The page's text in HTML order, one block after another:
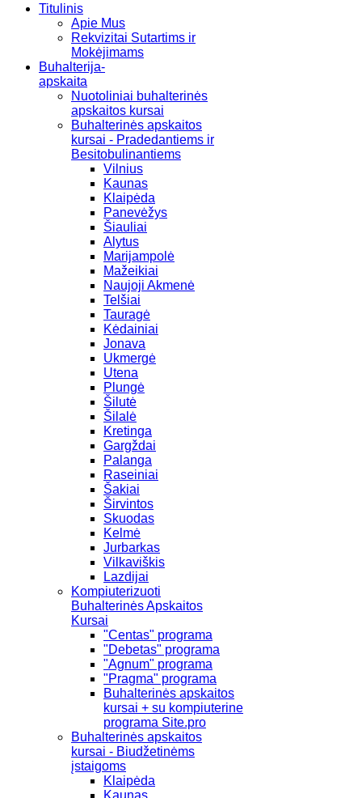
Titulinis
Apie Mus
Rekvizitai Sutartims ir
Mokėjimams
Buhalterija-
apskaita
Nuotoliniai buhalterinės
apskaitos kursai
Buhalterinės apskaitos
kursai - Pradedantiems ir
Besitobulinantiems
Vilnius
Kaunas
Klaipėda
Panevėžys
Šiauliai
Alytus
Marijampolė
Mažeikiai
Naujoji Akmenė
Telšiai
Tauragė
Kėdainiai
Jonava
Ukmergė
Utena
Plungė
Šilutė
Šilalė
Kretinga
Gargždai
Palanga
Raseiniai
Šakiai
Širvintos
Skuodas
Kelmė
Jurbarkas
Vilkaviškis
Lazdijai
Kompiuterizuoti
Buhalterinės Apskaitos
Kursai
"Centas" programa
"Debetas" programa
"Agnum" programa
"Pragma" programa
Buhalterinės apskaitos
kursai + su kompiuterine
programa Site.pro
Buhalterinės apskaitos
kursai - Biudžetinėms
įstaigoms
Klaipėda
Kaunas